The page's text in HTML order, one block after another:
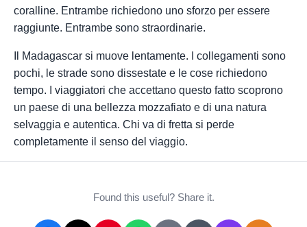
coralline. Entrambe richiedono uno sforzo per essere
raggiunte. Entrambe sono straordinarie.
Il Madagascar si muove lentamente. I collegamenti sono
pochi, le strade sono dissestate e le cose richiedono
tempo. I viaggiatori che accettano questo fatto scoprono
un paese di una bellezza mozzafiato e di una natura
selvaggia e autentica. Chi va di fretta si perde
completamente il senso del viaggio.
Found this useful? Share it.